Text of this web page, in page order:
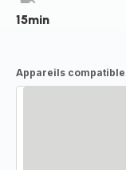
15min
Appareils